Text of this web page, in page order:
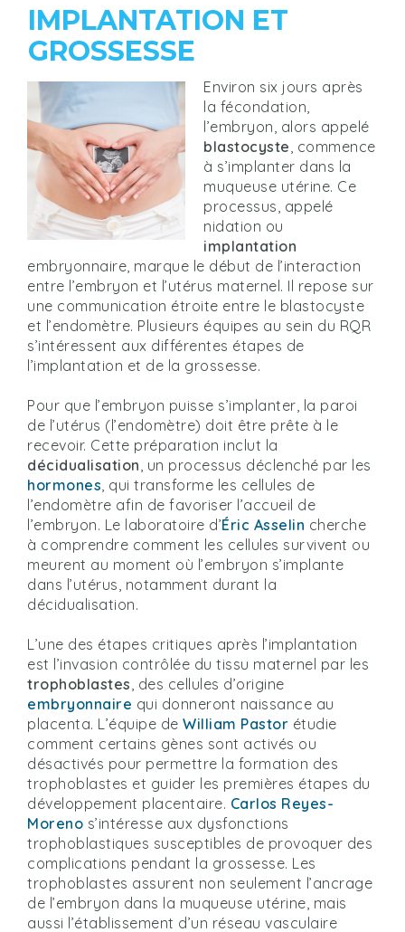
IMPLANTATION ET
GROSSESSE
Environ six jours après
la fécondation,
l’embryon, alors appelé
blastocyste, commence
à s’implanter dans la
muqueuse utérine. Ce
processus, appelé
nidation ou
implantation
embryonnaire, marque le début de l’interaction
entre l’embryon et l’utérus maternel. Il repose sur
une communication étroite entre le blastocyste
et l’endomètre. Plusieurs équipes au sein du RQR
s’intéressent aux différentes étapes de
l’implantation et de la grossesse.
Pour que l’embryon puisse s’implanter, la paroi
de l’utérus (l’endomètre) doit être prête à le
recevoir. Cette préparation inclut la
décidualisation, un processus déclenché par les
hormones, qui transforme les cellules de
l’endomètre afin de favoriser l’accueil de
l’embryon. Le laboratoire d’Éric Asselin cherche
à comprendre comment les cellules survivent ou
meurent au moment où l’embryon s’implante
dans l’utérus, notamment durant la
décidualisation.
L’une des étapes critiques après l’implantation
est l’invasion contrôlée du tissu maternel par les
trophoblastes, des cellules d’origine
embryonnaire qui donneront naissance au
placenta. L’équipe de William Pastor étudie
comment certains gènes sont activés ou
désactivés pour permettre la formation des
trophoblastes et guider les premières étapes du
développement placentaire. Carlos Reyes-
Moreno s’intéresse aux dysfonctions
trophoblastiques susceptibles de provoquer des
complications pendant la grossesse. Les
trophoblastes assurent non seulement l’ancrage
de l’embryon dans la muqueuse utérine, mais
aussi l’établissement d’un réseau vasculaire